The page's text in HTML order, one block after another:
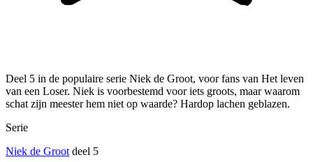
Deel 5 in de populaire serie Niek de Groot, voor fans van Het leven
van een Loser. Niek is voorbestemd voor iets groots, maar waarom
schat zijn meester hem niet op waarde? Hardop lachen geblazen.
Serie
Niek de Groot deel 5